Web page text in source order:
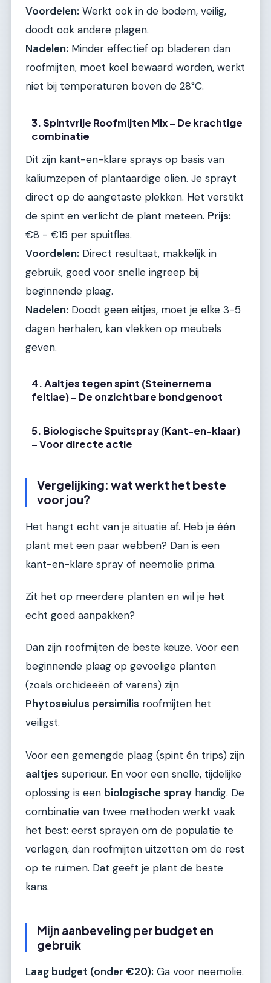
Voordelen: Werkt ook in de bodem, veilig,
doodt ook andere plagen.
Nadelen: Minder effectief op bladeren dan
roofmijten, moet koel bewaard worden, werkt
niet bij temperaturen boven de 28°C.
3. Spintvrije Roofmijten Mix – De krachtige
combinatie
Dit zijn kant-en-klare sprays op basis van
kaliumzepen of plantaardige oliën. Je sprayt
direct op de aangetaste plekken. Het verstikt
de spint en verlicht de plant meteen. Prijs:
€8 - €15 per spuitfles.
Voordelen: Direct resultaat, makkelijk in
gebruik, goed voor snelle ingreep bij
beginnende plaag.
Nadelen: Doodt geen eitjes, moet je elke 3-5
dagen herhalen, kan vlekken op meubels
geven.
4. Aaltjes tegen spint (Steinernema
feltiae) – De onzichtbare bondgenoot
5. Biologische Spuitspray (Kant-en-klaar)
– Voor directe actie
Vergelijking: wat werkt het beste
voor jou?
Het hangt echt van je situatie af. Heb je één
plant met een paar webben? Dan is een
kant-en-klare spray of neemolie prima.
Zit het op meerdere planten en wil je het
echt goed aanpakken?
Dan zijn roofmijten de beste keuze. Voor een
beginnende plaag op gevoelige planten
(zoals orchideeën of varens) zijn
Phytoseiulus persimilis roofmijten het
veiligst.
Voor een gemengde plaag (spint én trips) zijn
aaltjes superieur. En voor een snelle, tijdelijke
oplossing is een biologische spray handig. De
combinatie van twee methoden werkt vaak
het best: eerst sprayen om de populatie te
verlagen, dan roofmijten uitzetten om de rest
op te ruimen. Dat geeft je plant de beste
kans.
Mijn aanbeveling per budget en
gebruik
Laag budget (onder €20): Ga voor neemolie.